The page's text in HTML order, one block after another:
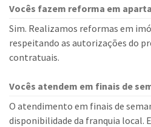
Vocês fazem reforma em
Sim. Realizamos reformas em
respeitando as autorizações do
contratuais.
Vocês atendem em finais de
O atendimento em finais de
disponibilidade da franquia local.